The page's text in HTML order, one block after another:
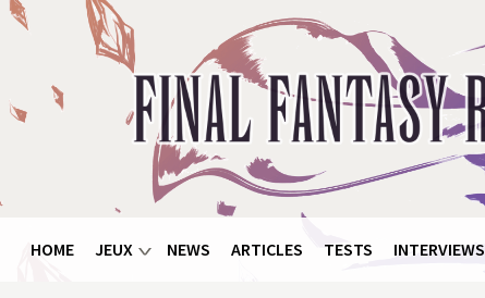
HOME JEUX NEWS ARTICLES TESTS INTERVIEWS